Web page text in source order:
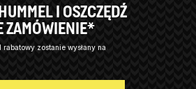
I OSZCZĘDŹ
ZAMÓWIENIE*
rabatowy zostanie wysłany na